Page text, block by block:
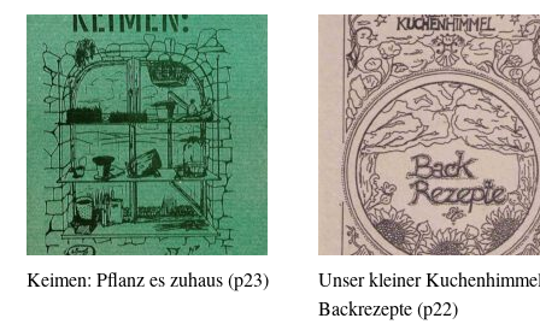
Keimen: Pflanz es zuhaus (p23)
Unser kleiner
Backrezepte (p22)